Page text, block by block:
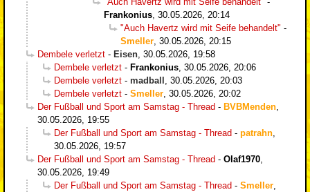
Frankonius 30.05.2026, 20:14
"Auch Havertz wird mit Seife behandelt" -
Smeller 30.05.2026, 20:15
Dembele verletzt - Eisen 30.05.2026, 19:58
Dembele verletzt - Frankonius 30.05.2026, 20:06
Dembele verletzt - madball
30.05.2026, 20:03
Dembele verletzt - Smeller 30.05.2026, 20:02
Der Fußball und Sport am Samstag - Thread - BVBMenden
30.05.2026, 19:55
Der Fußball und Sport am Samstag - Thread - patrahn
30.05.2026, 19:57
Der Fußball und Sport am Samstag - Thread - Olaf1970
30.05.2026, 19:49
Der Fußball und Sport am Samstag - Thread - Smeller